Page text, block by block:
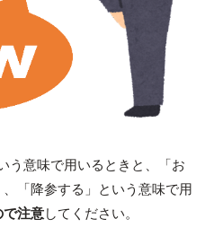
う意味で用いるときと、「お
「降参する」という意味で用
で注意してください。